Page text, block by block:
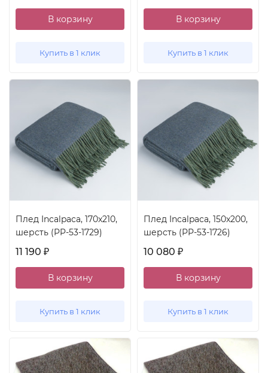
В корзину
Купить в 1 клик
В корзину
Купить в 1 клик
Плед Incalpaca, 170x210,
шерсть (PP-53-1729)
11 190 ₽
В корзину
Купить в 1 клик
Плед Incalpaca, 150x200,
шерсть (PP-53-1726)
10 080 ₽
В корзину
Купить в 1 клик